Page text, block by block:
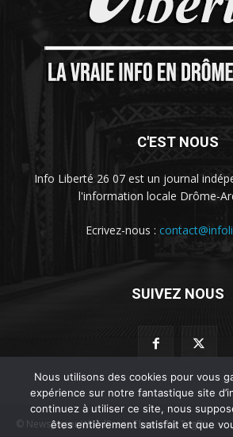
C'EST NOUS
Info Liberté 26 07 est un journal
l'information locale Drôme-
Ecrivez-nous :
SUIVEZ NOUS
© Newspaper WordPress Theme by TagDiv
Nous utilisons des cookies pour vous
expérience sur notre fantastique site
continuez à utiliser ce site, nous
êtes entièrement satisfait et que